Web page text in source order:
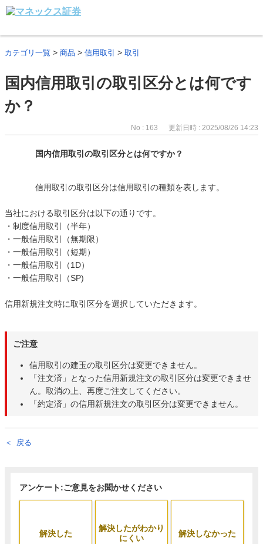
カテゴリ一覧 > 商品 > 信用取引 > 取引
国内信用取引の取引区分とは何です
か？
No : 163 更新日時 : 2025/08/26 14:23
国内信用取引の取引区分とは何ですか？
信用取引の取引区分は信用取引の種類を表します。
当社における取引区分は以下の通りです。
・制度信用取引（半年）
・一般信用取引（無期限）
・一般信用取引（短期）
・一般信用取引（1D）
・一般信用取引（SP)
信用新規注文時に取引区分を選択していただきます。
ご注意
信用取引の建玉の取引区分は変更できません。
「注文済」となった信用新規注文の取引区分は変更できませ
ん。取消の上、再度ご注文してください。
「約定済」の信用新規注文の取引区分は変更できません。
戻る
アンケート:ご意見をお聞かせください
解決した
解決したがわかり
にくい
解決しなかった